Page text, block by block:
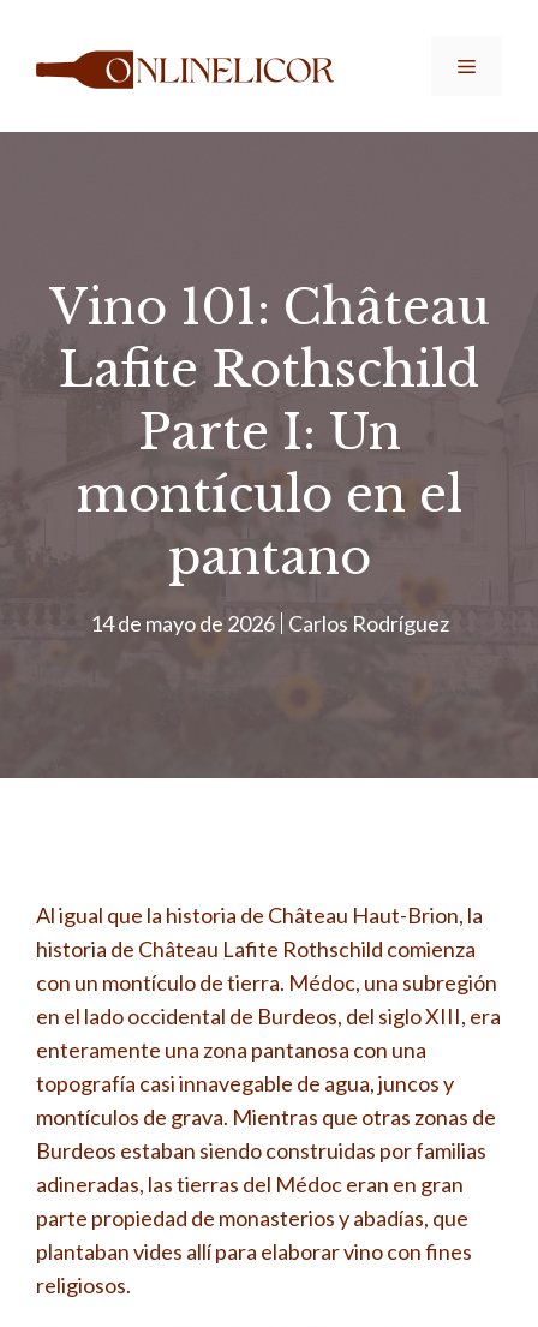
contenido
Menú
Vino 101: Château
Lafite Rothschild
Parte I: Un
montículo en el
pantano
14 de mayo de 2026 Carlos Rodríguez
Al igual que la historia de Château Haut-Brion, la
historia de Château Lafite Rothschild comienza
con un montículo de tierra. Médoc, una subregión
en el lado occidental de Burdeos, del siglo XIII, era
enteramente una zona pantanosa con una
topografía casi innavegable de agua, juncos y
montículos de grava. Mientras que otras zonas de
Burdeos estaban siendo construidas por familias
adineradas, las tierras del Médoc eran en gran
parte propiedad de monasterios y abadías, que
plantaban vides allí para elaborar vino con fines
religiosos.